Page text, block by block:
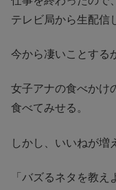
テレビ局から生配信
今から凄いことする
女子アナの食べかけ
食べてみせる。
しかし、いいねが増
「バズるネタを教え